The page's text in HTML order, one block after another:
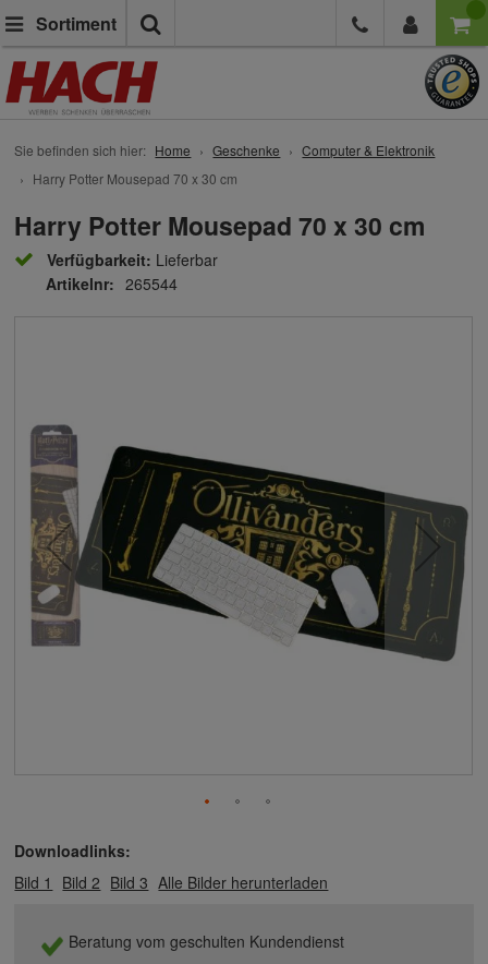
Sortiment
Sie befinden sich hier: Home Geschenke
Computer & Elektronik
Harry Potter Mousepad 70 x 30 cm
Harry Potter Mousepad 70 x 30 cm
Verfügbarkeit: Lieferbar
Artikelnr: 265544
Downloadlinks:
Bild 1
Bild 2 Bild 3 Alle Bilder herunterladen
Beratung vom geschulten Kundendienst